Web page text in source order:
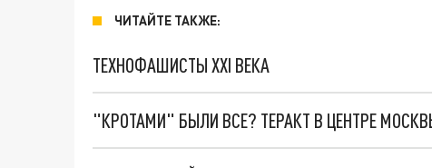
ЧИТАЙТЕ ТАКЖЕ:
ТЕХНОФАШИСТЫ XXI ВЕКА
"КРОТАМИ" БЫЛИ ВСЕ? ТЕРАКТ В ЦЕНТРЕ